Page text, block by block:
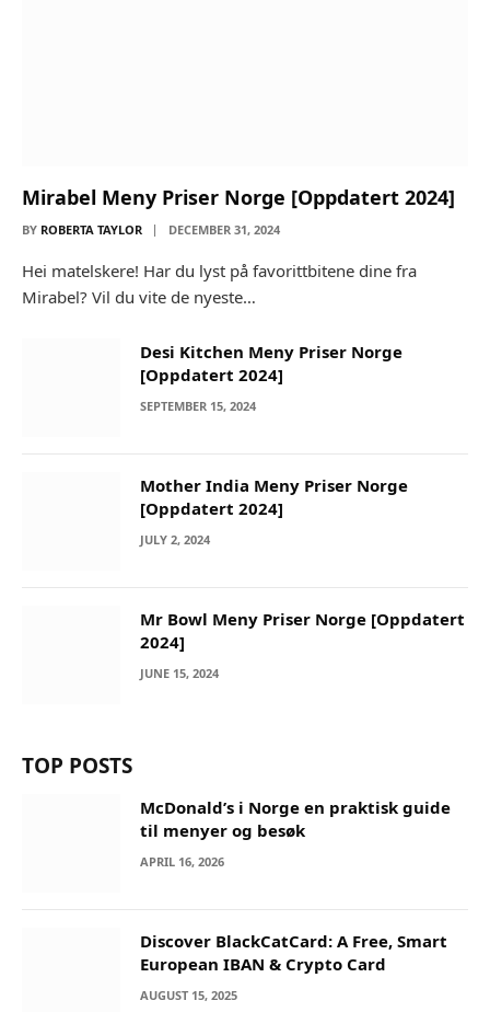
Mirabel Meny Priser Norge [Oppdatert 2024]
BY ROBERTA TAYLOR DECEMBER 31, 2024
Hei matelskere! Har du lyst på favorittbitene dine fra
Mirabel? Vil du vite de nyeste…
Desi Kitchen Meny Priser Norge
[Oppdatert 2024]
SEPTEMBER 15, 2024
Mother India Meny Priser Norge
[Oppdatert 2024]
JULY 2, 2024
Mr Bowl Meny Priser Norge [Oppdatert
2024]
JUNE 15, 2024
TOP POSTS
McDonald’s i Norge en praktisk guide
til menyer og besøk
APRIL 16, 2026
Discover BlackCatCard: A Free, Smart
European IBAN & Crypto Card
AUGUST 15, 2025